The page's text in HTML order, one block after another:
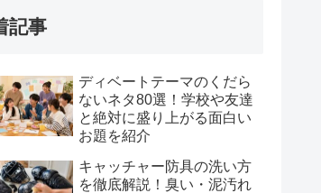
記事
ディベートテーマのくだら
ないネタ80選！学校や友達
と絶対に盛り上がる面白い
お題を紹介
キャッチャー防具の洗い方
を徹底解説！臭い・泥汚れ